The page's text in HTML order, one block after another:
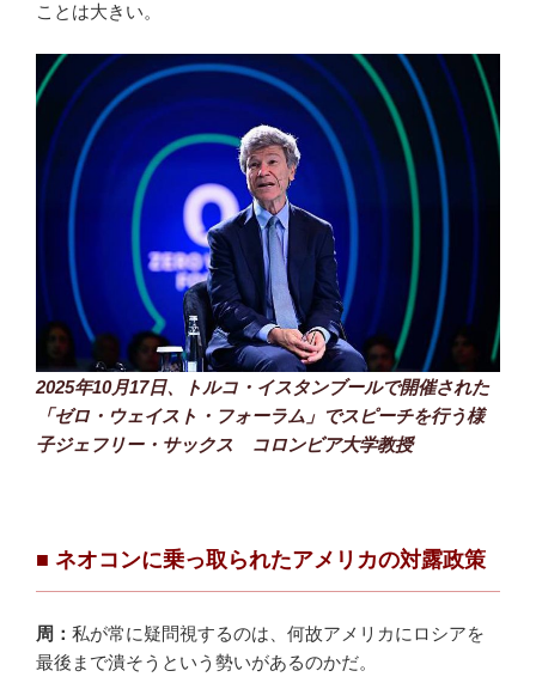
ことは大きい。
2025年10月17日、トルコ・イスタンブールで開催された
「ゼロ・ウェイスト・フォーラム」でスピーチを行う様
子ジェフリー・サックス コロンビア大学教授
■ ネオコンに乗っ取られたアメリカの対露政策
周： 私が常に疑問視するのは、何故アメリカにロシアを
最後まで潰そうという勢いがあるのかだ。